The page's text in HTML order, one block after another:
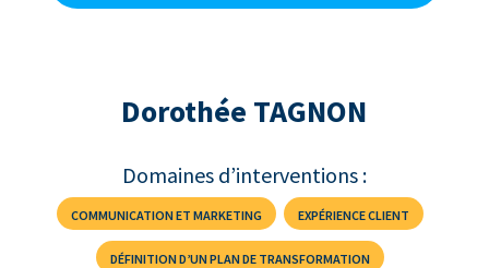
Dorothée TAGNON
Domaines d’interventions :
COMMUNICATION ET MARKETING EXPÉRIENCE CLIENT
DÉFINITION D’UN PLAN DE TRANSFORMATION